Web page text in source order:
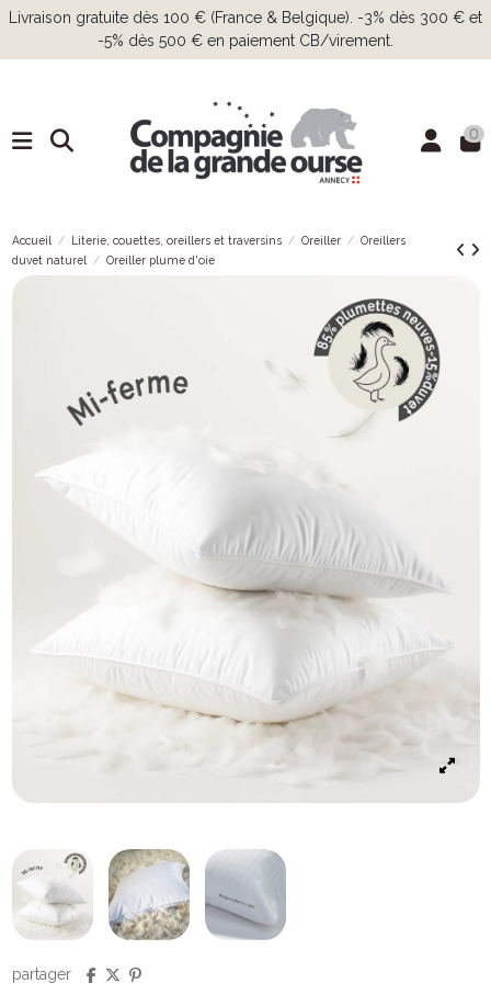
Livraison gratuite dès 100 € (France & Belgique). -3% dès 300 € et
-5% dès 500 € en paiement CB/virement.
0
Accueil Literie, couettes, oreillers et traversins Oreiller
Oreillers
duvet naturel
Oreiller plume d'oie
partager